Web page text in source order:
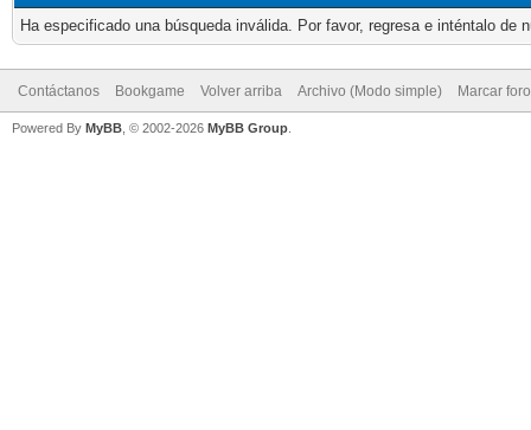
Ha especificado una búsqueda inválida. Por favor, regresa e inténtalo de
Contáctanos Bookgame Volver arriba Archivo (Modo simple) Marcar
Powered By MyBB , © 2002-2026 MyBB Group